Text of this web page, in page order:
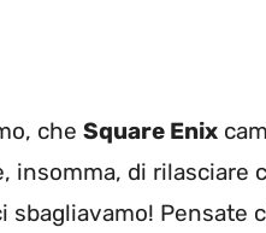
che Square Enix
di rilasciare
sbagliavamo! Pensate